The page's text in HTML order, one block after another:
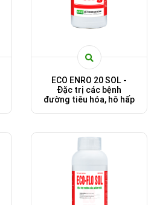
ECO ENRO 20 SOL -
Đặc trị các bệnh
đường tiêu hóa, hô hấp